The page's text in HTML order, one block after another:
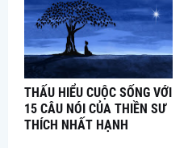
THẤU HIỂU CUỘC SỐNG VỚI
15 CÂU NÓI CỦA THIỀN SƯ
THÍCH NHẤT HẠNH